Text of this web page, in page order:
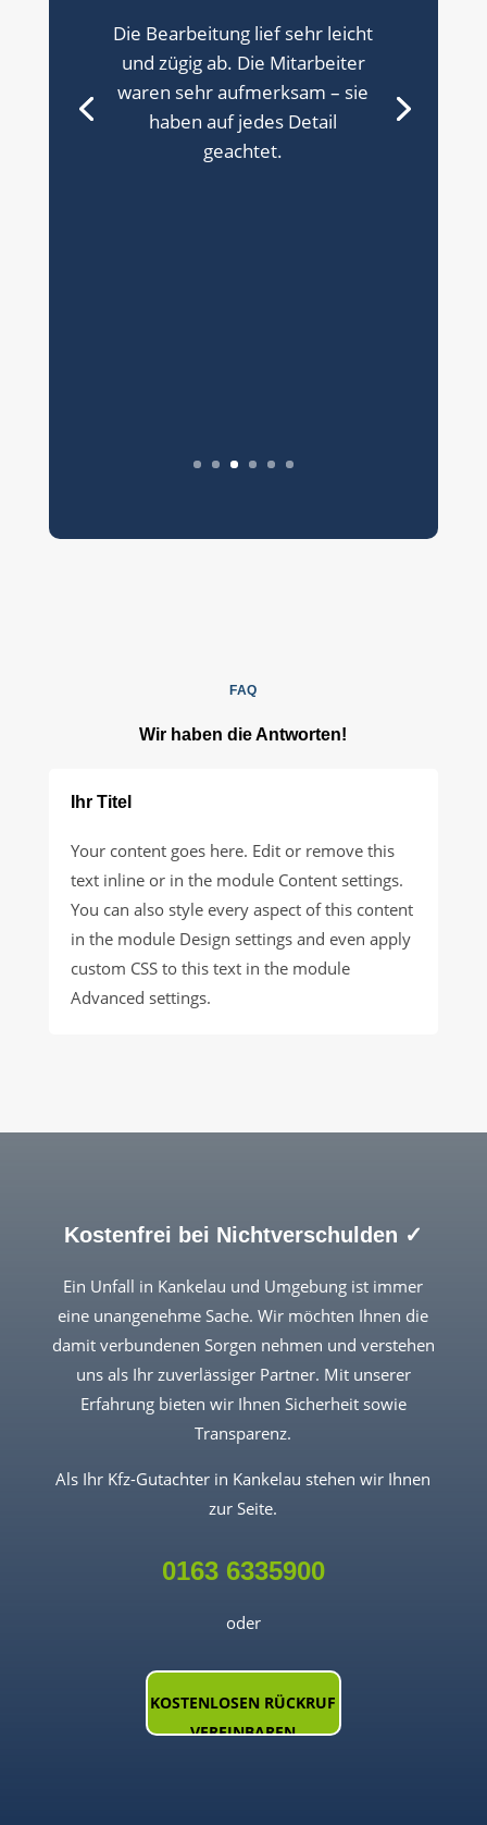
Die Bearbeitung lief sehr leicht
und zügig ab. Die Mitarbeiter
waren sehr aufmerksam – sie
haben auf jedes Detail
geachtet.
FAQ
Wir haben die Antworten!
Ihr Titel
Your content goes here. Edit or remove this
text inline or in the module Content settings.
You can also style every aspect of this content
in the module Design settings and even apply
custom CSS to this text in the module
Advanced settings.
Kostenfrei bei Nichtverschulden ✓
Ein Unfall in Kankelau und Umgebung ist immer
eine unangenehme Sache. Wir möchten Ihnen die
damit verbundenen Sorgen nehmen und verstehen
uns als Ihr zuverlässiger Partner. Mit unserer
Erfahrung bieten wir Ihnen Sicherheit sowie
Transparenz.
Als Ihr Kfz-Gutachter in Kankelau stehen wir Ihnen
zur Seite.
0163 6335900
oder
KOSTENLOSEN RÜCKRUF
VEREINBAREN